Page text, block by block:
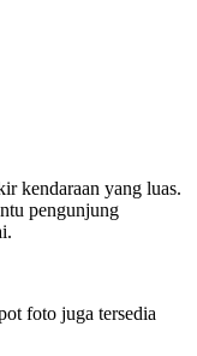
kendaraan yang luas.
pengunjung
foto juga tersedia